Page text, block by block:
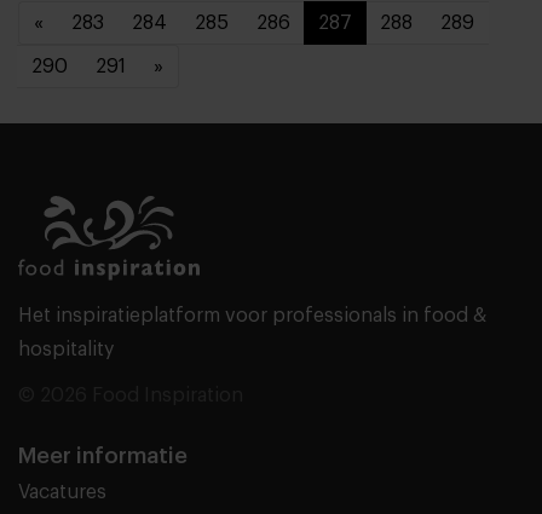
« 283 284 285 286 287 288 289
290 291 »
Het inspiratieplatform voor professionals in food &
hospitality
Meer informatie
Vacatures